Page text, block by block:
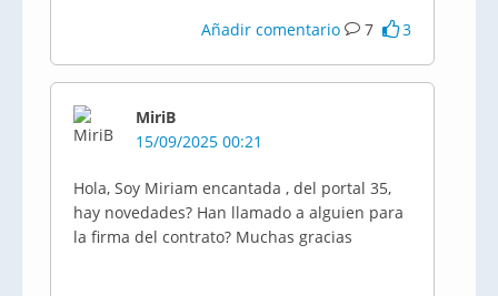
Añadir comentario 7 3
MiriB
15/09/2025 00:21
Hola, Soy Miriam encantada , del portal 35,
hay novedades? Han llamado a alguien para
la firma del contrato? Muchas gracias